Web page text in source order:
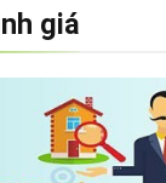
Can (and can’t)
giá